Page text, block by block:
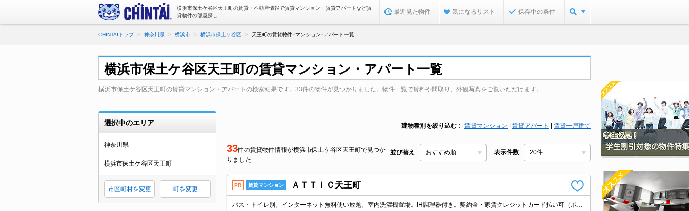
横浜市保土ケ谷区天王町の賃貸・不動産情報で賃貸マンション・賃貸アパートなど賃
貸物件の部屋探し
最近見た物件 気になるリスト 保存中の条件
CHINTAIトップ 神奈川県 横浜市 横浜市保土ケ谷区 天王町の賃貸物件･マンション･アパート一覧
横浜市保土ケ谷区天王町の賃貸マンション・アパート一覧
横浜市保土ケ谷区天王町の賃貸マンション・アパートの検索結果です。33件の物件が見つかりました。物件一覧で賃料や間取り、外観写真をご覧いただけます。
選択中のエリア
神奈川県
横浜市保土ケ谷区天王町
市区町村を変更 町を変更
建物種別を絞り込む 賃貸マンション 賃貸アパート 賃貸一戸建て
33件の賃貸物件情報が横浜市保土ケ谷区天王町で見つか
りました
並び替え 表示件数
PR 賃貸マンション ＡＴＴＩＣ天王町